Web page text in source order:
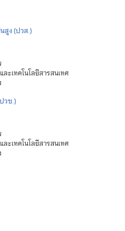
สูง (ปวส.)
ะเทคโนโลยีสารสนเทศ
วช.)
ะเทคโนโลยีสารสนเทศ